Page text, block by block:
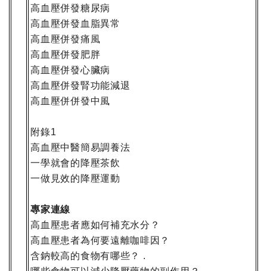
高血壓併發糖尿病
高血壓併發血脂異常
高血壓併發痛風
高血壓併發肥胖
高血壓併發心臟病
高血壓併發腎功能減退
高血壓併併發中風
附錄1
高血壓中醫簡易調養法
一學就會的降壓茶飲
一做見效的降壓運動
專家連線
高血壓患者應如何補充水分？
高血壓患者為何要遠離咖啡因？
含鈉較高的食物有哪些？
.